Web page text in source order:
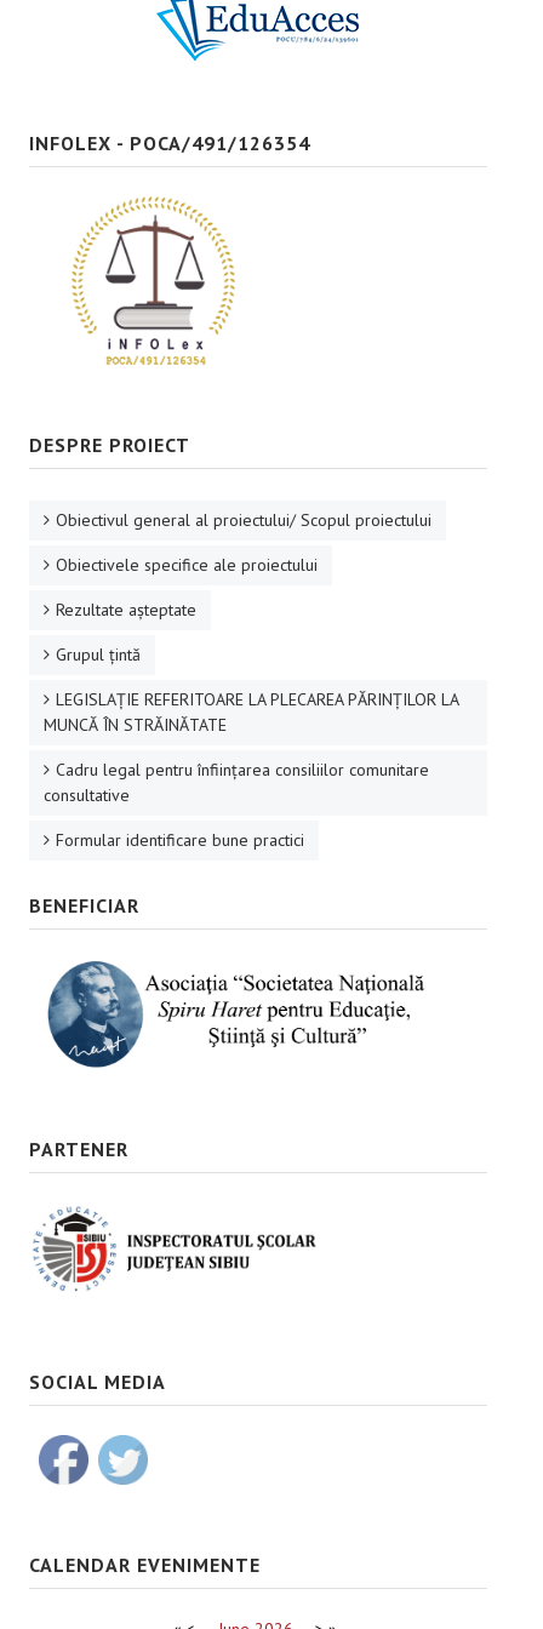
INFOLEX - POCA/491/126354
DESPRE PROIECT
Obiectivul general al proiectului/ Scopul proiectului
Obiectivele specifice ale proiectului
Rezultate aşteptate
Grupul ţintă
LEGISLAȚIE REFERITOARE LA PLECAREA PĂRINȚILOR LA
MUNCĂ ÎN STRĂINĂTATE
Cadru legal pentru înființarea consiliilor comunitare
consultative
Formular identificare bune practici
BENEFICIAR
PARTENER
SOCIAL MEDIA
CALENDAR EVENIMENTE